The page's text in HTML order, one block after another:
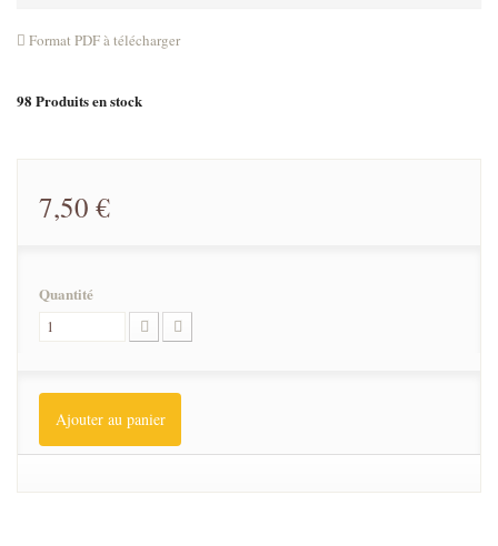
Format PDF à télécharger
98 Produits en stock
7,50 €
Quantité
Ajouter au panier